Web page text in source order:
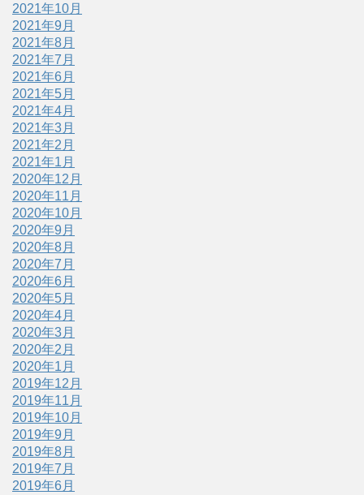
2021年10月
2021年9月
2021年8月
2021年7月
2021年6月
2021年5月
2021年4月
2021年3月
2021年2月
2021年1月
2020年12月
2020年11月
2020年10月
2020年9月
2020年8月
2020年7月
2020年6月
2020年5月
2020年4月
2020年3月
2020年2月
2020年1月
2019年12月
2019年11月
2019年10月
2019年9月
2019年8月
2019年7月
2019年6月